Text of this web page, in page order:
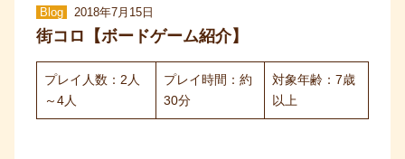
Blog 2018年7月15日
街コロ【ボードゲーム紹介】
プレイ人数：2人
～4人
プレイ時間：約
30分
対象年齢：7歳
以上